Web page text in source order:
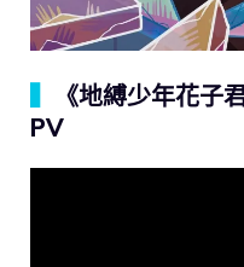
《地縛少年花子
PV